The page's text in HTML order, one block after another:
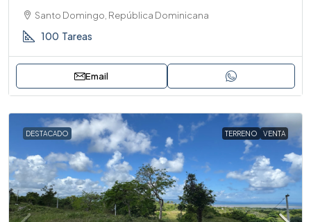
Santo Domingo, República Dominicana
100 Tareas
Email
DESTACADO TERRENO VENTA